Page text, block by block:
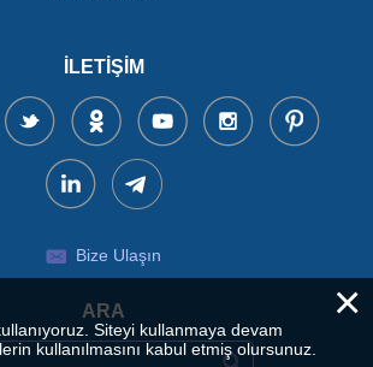
İLETIŞIM
Bize Ulaşın
ARA ×
Siteyi kullanmaya devam
kullanılmasını kabul etmiş olursunuz.